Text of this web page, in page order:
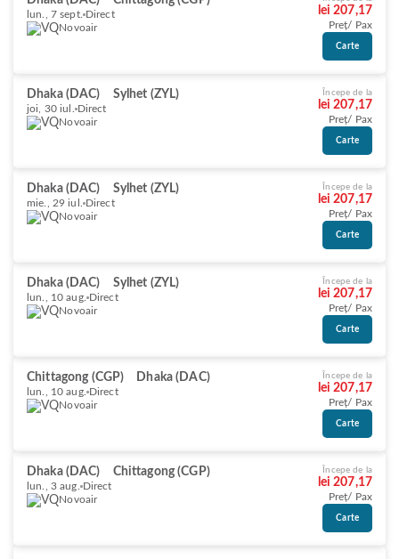
lun., 7 sept. Direct
Novoair
lei 207,17
Preț/ Pax
Carte
Dhaka (DAC) Sylhet (ZYL)
joi, 30 iul.
Direct
Novoair
Începe de la
lei 207,17
Preț/ Pax
Carte
Dhaka (DAC) Sylhet (ZYL)
mie., 29 iul.
Direct
Novoair
Începe de la
lei 207,17
Preț/ Pax
Carte
Dhaka (DAC) Sylhet (ZYL)
lun., 10 aug. Direct
Novoair
Începe de la
lei 207,17
Preț/ Pax
Carte
Chittagong (CGP) Dhaka (DAC)
lun., 10 aug. Direct
Novoair
Începe de la
lei 207,17
Preț/ Pax
Carte
Dhaka (DAC) Chittagong (CGP)
lun., 3 aug. Direct
Novoair
Începe de la
lei 207,17
Preț/ Pax
Carte